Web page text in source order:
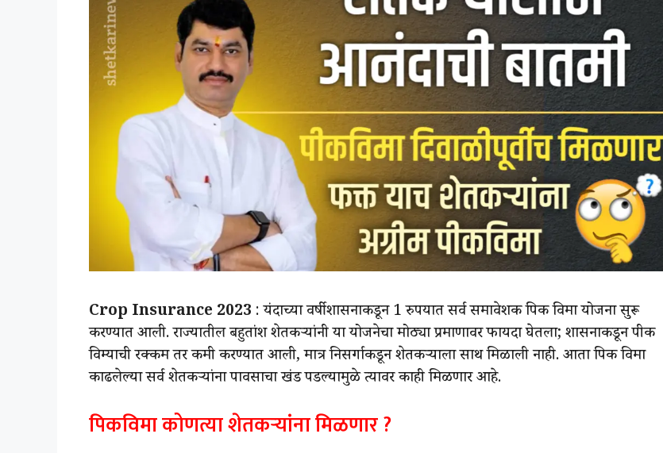
Crop Insurance 2023 : यंदाच्या वर्षी शासनाकडून 1 रुपयात सर्व समावेशक पिक विमा योजना सुरू
करण्यात आली. राज्यातील बहुतांश शेतकऱ्यांनी या योजनेचा मोठ्या प्रमाणावर फायदा घेतला; शासनाकडून पीक
विम्याची रक्कम तर कमी करण्यात आली, मात्र निसर्गाकडून शेतकऱ्याला साथ मिळाली नाही. आता पिक विमा
काढलेल्या सर्व शेतकऱ्यांना पावसाचा खंड पडल्यामुळे त्यावर काही मिळणार आहे.
पिकविमा कोणत्या शेतकऱ्यांना मिळणार ?